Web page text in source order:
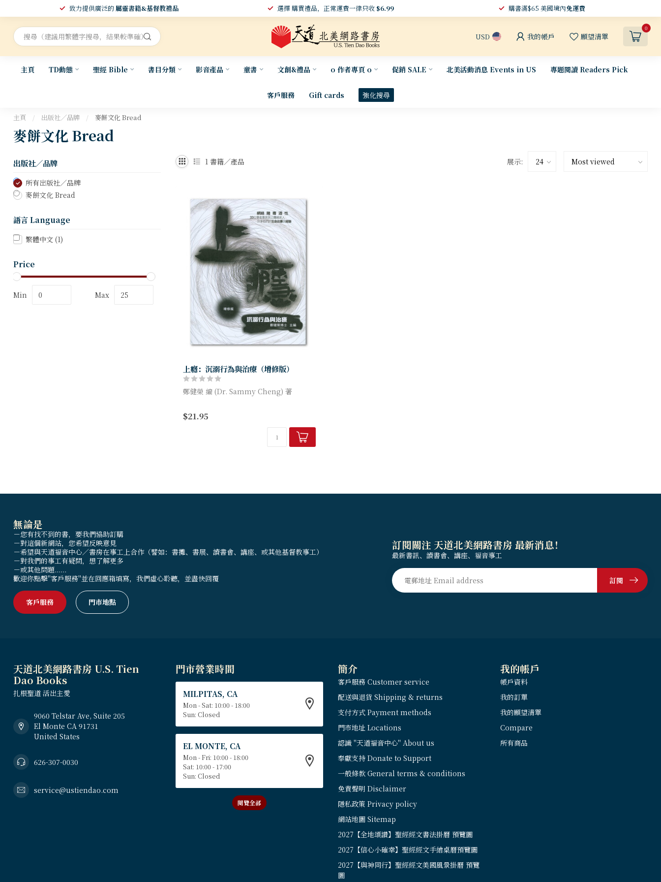
致力提供廣泛的屬靈書籍&基督教禮品 選擇 購買禮品，正常運費一律只收 $6.99 購書滿$65 美國境內免運費
USD 我的帳戶 願望清單
0
主頁 TD動態 聖經 Bible 書目分類 影音產品 童書 文創&禮品 o 作者專頁 o 促銷 SALE 北美活動消息 Events in US 專題閱讀 Readers Pick
客戶服務 Gift cards 強化搜尋
主頁 / 出版社／品牌 / 麥餅文化 Bread
麥餅文化 Bread
出版社／品牌
所有出版社／品牌
麥餅文化 Bread
語言 Language
繁體中文 (1)
Price
Min Max
1 書籍／產品 展示:
上癮：沉溺行為與治療（增修版）
鄭健榮 編 (Dr. Sammy Cheng) 著
溺」、「網絡沉溺」、「酒沉溺」、「賭沉
溺」、「性沉溺」和「青少年...
$21.95
無論是
－您有找不到的書，要我們協助訂購
－對這個新網站，您希望反映意見
－希望與天道福音中心／書房在事工上合作（譬如：書攤、書展、讀書會、講座、或其他基督教事工）
－對我們的事工有疑問，想了解更多
－或其他問題......
歡迎你點擊"客戶服務"並在回應箱填寫，我們虛心聆聽，並盡快回覆
客戶服務 門市地點
訂閱關注 天道北美網路書房 最新消息！
最新書訊、讀書會、講座、福音事工
訂閱
天道北美網路書房 U.S. Tien
Dao Books
扎根聖道 活出主愛
9060 Telstar Ave, Suite 205
El Monte CA 91731
United States
626-307-0030
service@ustiendao.com
門市營業時間
MILPITAS, CA
Mon - Sat: 10:00 - 18:00
Sun: Closed
EL MONTE, CA
Mon - Fri: 10:00 - 18:00
Sat: 10:00 - 17:00
Sun: Closed
閱覽全部
簡介
客戶服務 Customer service
配送與退貨 Shipping & returns
支付方式 Payment methods
門市地址 Locations
認識 "天道福音中心" About us
奉獻支持 Donate to Support
一般條款 General terms & conditions
免責聲明 Disclaimer
隱私政策 Privacy policy
網站地圖 Sitemap
2027【全地頌讚】聖經經文書法掛曆 預覽圖
2027【信心小確幸】聖經經文手繪桌曆預覽圖
2027【與神同行】聖經經文美國風景掛曆 預覽
圖
我的帳戶
帳戶資料
我的訂單
我的願望清單
Compare
所有商品